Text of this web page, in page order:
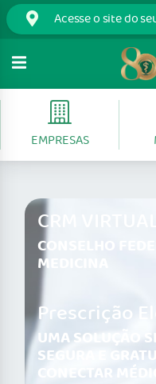
EMPRESAS
CRM VIRTUAL
CONSELHO
MEDICINA
Prescrição
UMA SOLUÇÃO
SEGURA E
CONECTAR